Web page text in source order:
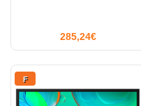
285,24€
F